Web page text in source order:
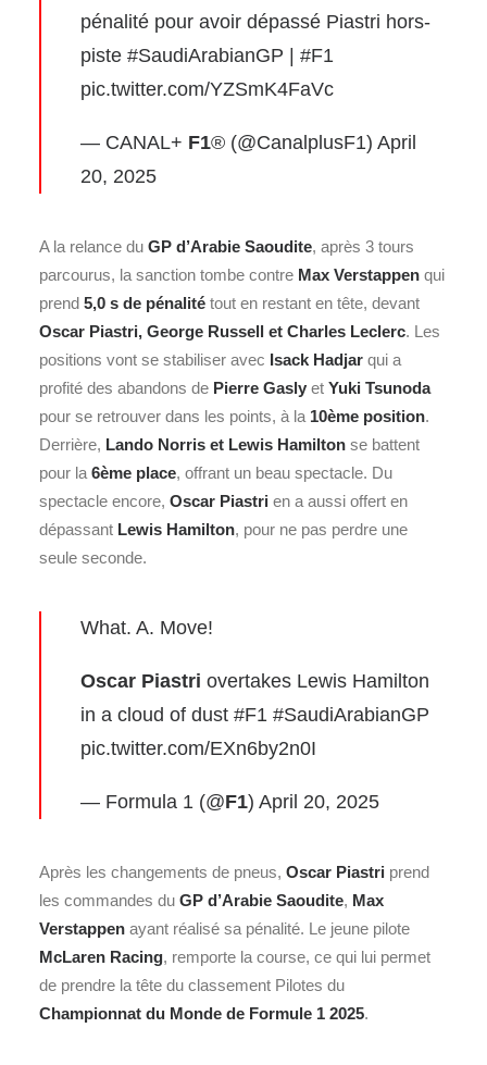
pénalité pour avoir dépassé Piastri hors-
piste #SaudiArabianGP
#F1
pic.twitter.com/YZSmK4FaVc
— CANAL+ F1® (@CanalplusF1) April
20, 2025
A la relance du GP d’Arabie Saoudite, après 3 tours
parcourus, la sanction tombe contre Max Verstappen qui
prend 5,0 s de pénalité tout en restant en tête, devant
Oscar Piastri, George Russell et Charles Leclerc. Les
positions vont se stabiliser avec Isack Hadjar qui a
profité des abandons de Pierre Gasly et Yuki Tsunoda
pour se retrouver dans les points, à la 10ème position.
Derrière, Lando Norris et Lewis Hamilton se battent
pour la 6ème place, offrant un beau spectacle. Du
spectacle encore, Oscar Piastri en a aussi offert en
dépassant Lewis Hamilton, pour ne pas perdre une
seule seconde.
What. A. Move!
Oscar Piastri overtakes Lewis Hamilton
in a cloud of dust #F1 #SaudiArabianGP
pic.twitter.com/EXn6by2n0I
— Formula 1 (@F1) April 20, 2025
Après les changements de pneus, Oscar Piastri prend
les commandes du GP d’Arabie Saoudite, Max
Verstappen ayant réalisé sa pénalité. Le jeune pilote
McLaren Racing, remporte la course, ce qui lui permet
de prendre la tête du classement Pilotes du
Championnat du Monde de Formule 1 2025.